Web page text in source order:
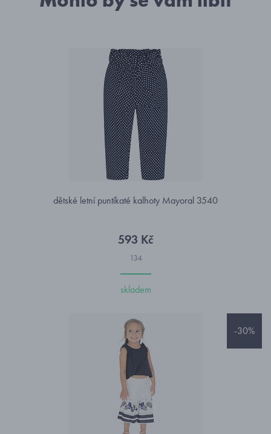
dětské letní puntíkaté kalhoty Mayoral 3540
593 Kč
134
skladem
-30%